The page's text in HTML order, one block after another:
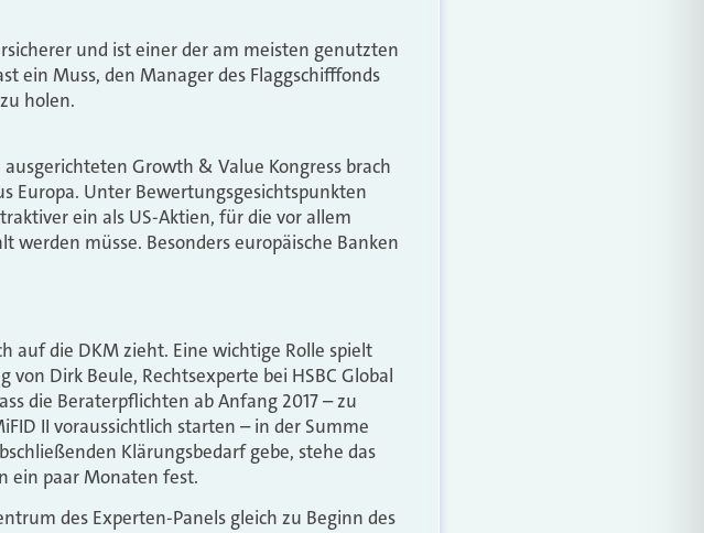
und ist einer der am meisten genutzten
ein Muss, den Manager des Flaggschifffonds
holen.
Growth & Value Kongress brach
Europa. Unter Bewertungsgesichtspunkten
ein als US-Aktien, für die vor allem
werden müsse. Besonders europäische Banken
auf die DKM zieht. Eine wichtige Rolle spielt
von Dirk Beule, Rechtsexperte bei HSBC Global
die Beraterpflichten ab Anfang 2017 – zu
II voraussichtlich starten – in der Summe
Klärungsbedarf gebe, stehe das
ein paar Monaten fest.
des Experten-Panels gleich zu Beginn des